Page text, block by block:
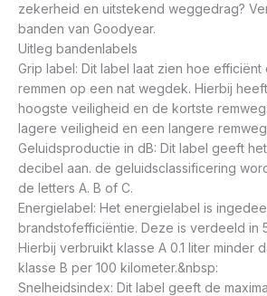
zekerheid en uitstekend weggedrag?
banden van Goodyear.
Uitleg bandenlabels
Grip label: Dit label laat zien hoe
remmen op een nat wegdek. Hierbij
hoogste veiligheid en de kortste
lagere veiligheid en een langere remweg
Geluidsproductie in dB: Dit label geeft
decibel aan. de geluidsclassificering
de letters A. B of C.
Energielabel: Het energielabel is
brandstofefficiëntie. Deze is verdeeld in
Hierbij verbruikt klasse A 0.1 liter minder
klasse B per 100 kilometer.&nbsp:
Snelheidsindex: Dit label geeft de